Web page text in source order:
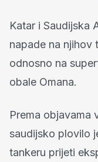
Katar i Saudijska
napade na njihov
odnosno na
obale Omana.
Prema objavama
saudijsko plovilo
tankeru prijeti